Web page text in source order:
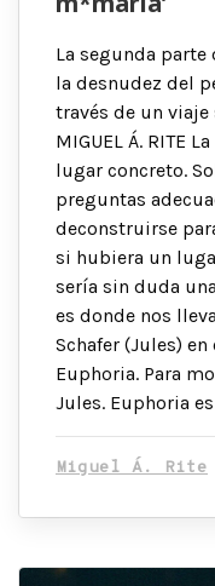
La segunda
la desnudez del
través de un
MIGUEL Á. RITE
lugar concreto.
preguntas
deconstruirse
si hubiera un
sería sin duda
es donde nos
Schafer (Jules)
Euphoria. Para
Jules. Euphoria
Miguel Á. Rite